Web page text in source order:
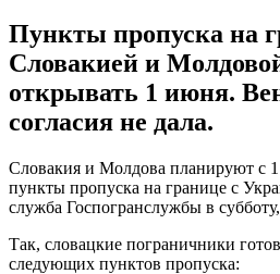
Пункты пропуска на
Словакией и
открывать 1 июня.
согласия не дала.
Словакия и Молдова планируют с
пункты пропуска на границе с
служба Госпогранслужбы в
Так, словацкие пограничники
следующих пунктов пропуска: